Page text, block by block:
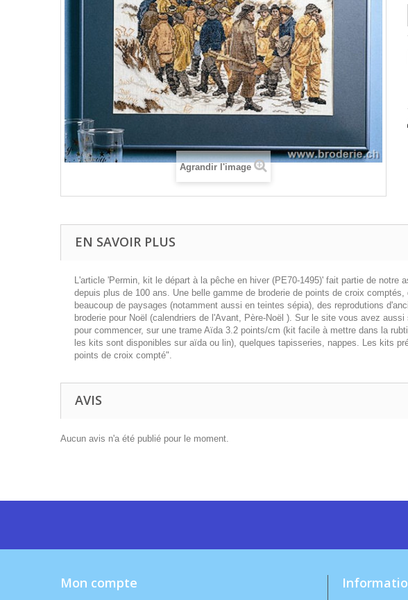
Agrandir l'image
EN SAVOIR PLUS
L'article 'Permin, kit le départ à la pêche en hiver (PE70-1495)' fait partie de
depuis plus de 100 ans. Une belle gamme de broderie de points de croix
beaucoup de paysages (notamment aussi en teintes sépia), des reprodutions
broderie pour Noël (calendriers de l'Avant, Père-Noël ). Sur le site vous avez
pour commencer, sur une trame Aïda 3.2 points/cm (kit facile à mettre dans la
les kits sont disponibles sur aïda ou lin), quelques tapisseries, nappes. Les kits
points de croix compté".
AVIS
Aucun avis n'a été publié pour le moment.
Mon compte